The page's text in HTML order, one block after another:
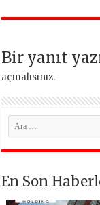
yatırımları
Bir yanıt
açmalısınız.
En Son